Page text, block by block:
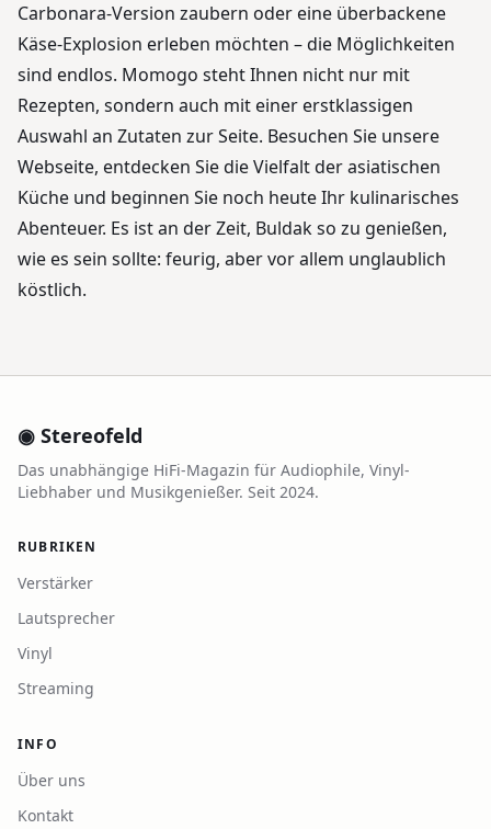
Carbonara-Version zaubern oder eine überbackene
Käse-Explosion erleben möchten – die Möglichkeiten
sind endlos. Momogo steht Ihnen nicht nur mit
Rezepten, sondern auch mit einer erstklassigen
Auswahl an Zutaten zur Seite. Besuchen Sie unsere
Webseite, entdecken Sie die Vielfalt der asiatischen
Küche und beginnen Sie noch heute Ihr kulinarisches
Abenteuer. Es ist an der Zeit, Buldak so zu genießen,
wie es sein sollte: feurig, aber vor allem unglaublich
köstlich.
◉ Stereofeld
Das unabhängige HiFi-Magazin für Audiophile, Vinyl-
Liebhaber und Musikgenießer. Seit 2024.
RUBRIKEN
Verstärker
Lautsprecher
Vinyl
Streaming
INFO
Über uns
Kontakt